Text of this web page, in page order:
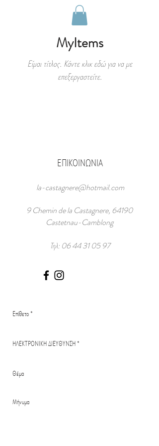
MyItems
Είμαι τίτλος. ​Κάντε κλικ εδώ για να με
επεξεργαστείτε.
ΕΠΙΚΟΙΝΩΝΙΑ
la-castagnere@hotmail.com
9 Chemin de la Castagnere, 64190
Castetnau-Camblong
Τηλ: 06 44 31 05 97